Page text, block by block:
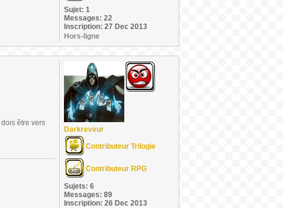
Sujet: 1
Messages: 22
Inscription: 27 Dec 2013
Hors-ligne
être vers
Darkreveur
Contributeur Trilogie
Contributeur RPG
Sujets: 6
Messages: 89
Inscription: 26 Dec 2013